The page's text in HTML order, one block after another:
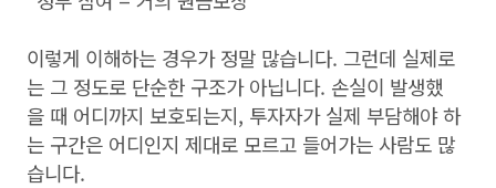
이렇게 이해하는 경우가 정말 많습니다. 그런데 실제로
는 그 정도로 단순한 구조가 아닙니다. 손실이 발생했
을 때 어디까지 보호되는지, 투자자가 실제 부담해야 하
는 구간은 어디인지 제대로 모르고 들어가는 사람도 많
습니다.